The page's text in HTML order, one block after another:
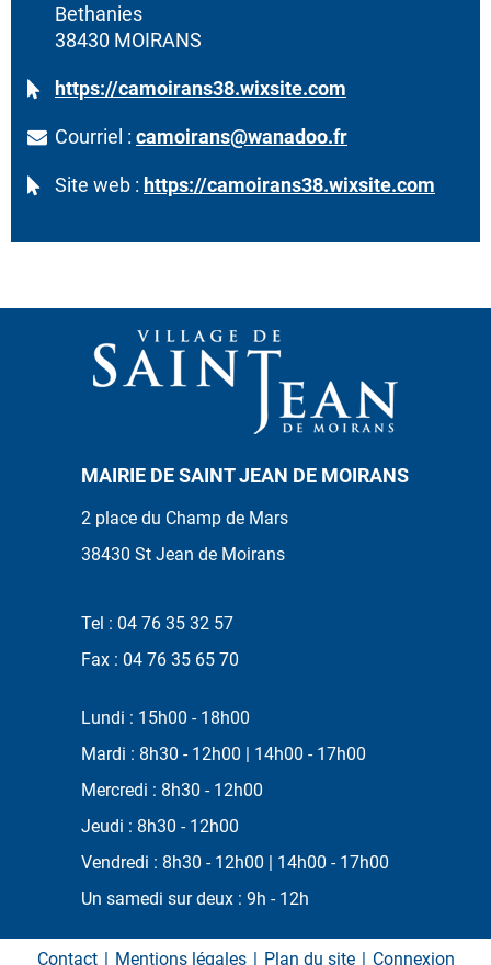
Bethanies
38430 MOIRANS
https://camoirans38.wixsite.com
Courriel : camoirans@wanadoo.fr
Site web : https://camoirans38.wixsite.com
MAIRIE DE SAINT JEAN DE MOIRANS
2 place du Champ de Mars
38430 St Jean de Moirans
Tel : 04 76 35 32 57
Fax : 04 76 35 65 70
Lundi : 15h00 - 18h00
Mardi : 8h30 - 12h00 | 14h00 - 17h00
Mercredi : 8h30 - 12h00
Jeudi : 8h30 - 12h00
Vendredi : 8h30 - 12h00 | 14h00 - 17h00
Un samedi sur deux : 9h - 12h
Contact Mentions légales Plan du site Connexion